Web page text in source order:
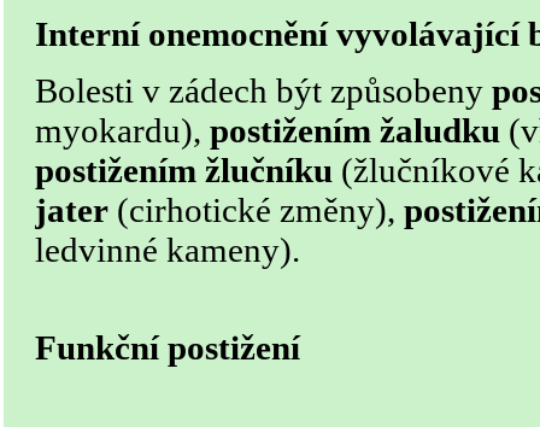
Interní onemocnění vyvolávající
Bolesti v zádech být způsobeny
myokardu), postižením žaludku
postižením žlučníku (žlučníkové
jater (cirhotické změny),
ledvinné kameny).
Funkční postižení